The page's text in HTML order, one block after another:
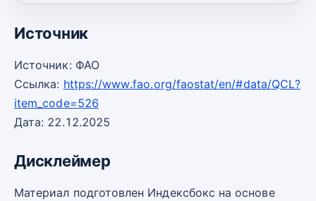
Источник
Источник: ФАО
Ссылка: https://www.fao.org/faostat/en/#data/QCL?
item_code=526
Дата: 22.12.2025
Дисклеймер
Материал подготовлен Индексбокс на основе